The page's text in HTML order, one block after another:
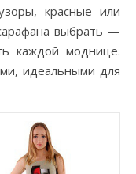
красные или
выбрать —
каждой моднице.
идеальными для